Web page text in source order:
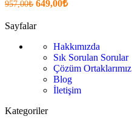
957,00₺
957,00₺.
649,00₺
.
Sayfalar
Hakkımızda
Sık Sorulan Sorular
Çözüm Ortaklarımız
Blog
İletişim
Kategoriler